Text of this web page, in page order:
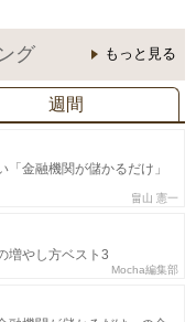
グ もっと見る
週間
金融機関が儲かるだけ」
畠山 憲一
増やし方ベスト3
Mocha編集部